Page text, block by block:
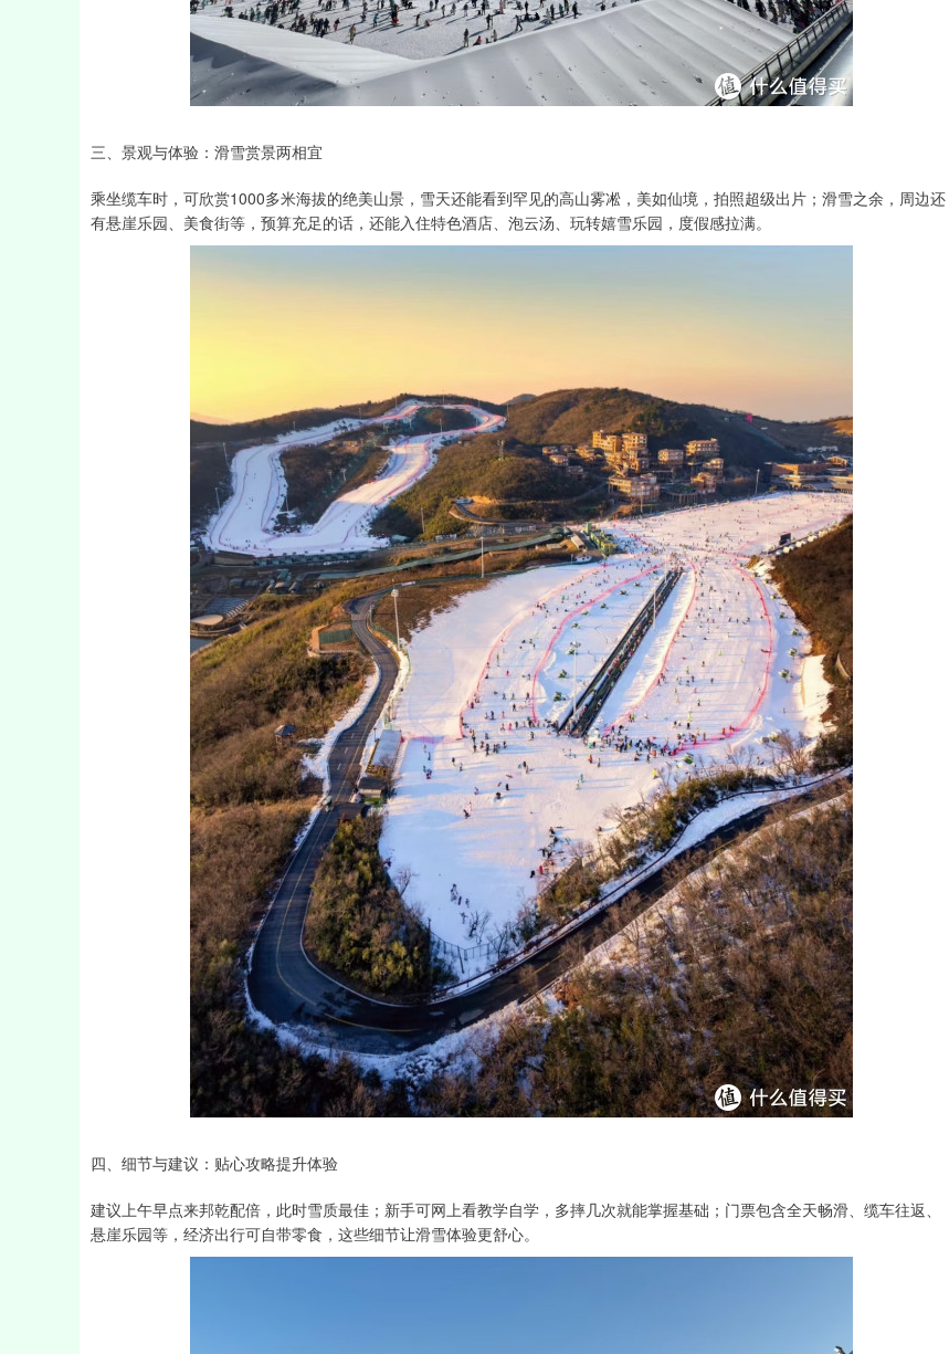
三、景观与体验：滑雪赏景两相宜
乘坐缆车时，可欣赏1000多米海拔的绝美山景，雪天还能看到罕见的高山雾凇，美如仙境，拍照超级出片；滑雪之余，周边还
有悬崖乐园、美食街等，预算充足的话，还能入住特色酒店、泡云汤、玩转嬉雪乐园，度假感拉满。
四、细节与建议：贴心攻略提升体验
建议上午早点来邦乾配倍，此时雪质最佳；新手可网上看教学自学，多摔几次就能掌握基础；门票包含全天畅滑、缆车往返、
悬崖乐园等，经济出行可自带零食，这些细节让滑雪体验更舒心。